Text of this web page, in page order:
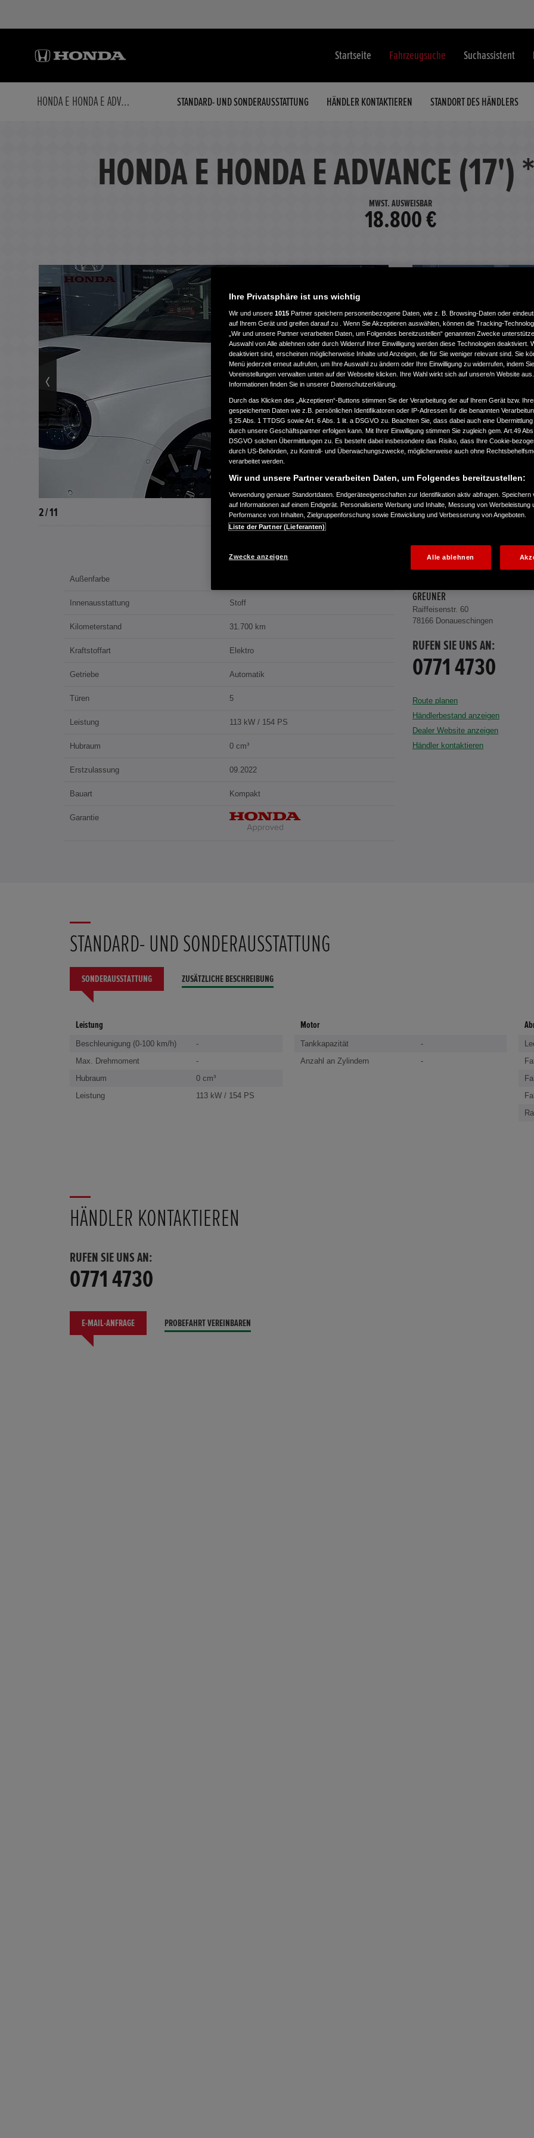
Startseite Fahrzeugsuche Suchassistent
HONDA E HONDA E ADVANCE (17') * ALLWETTER * STANDARD- UND SONDERAUSSTATTUNG HÄNDLER KONTAKTIEREN STANDORT DES HÄNDLERS
HONDA E HONDA E ADVANCE (17')
MWST. AUSWEISBAR
18.800 €
2 / 11
Außenfarbe
Innenausstattung Stoff
Kilometerstand 31.700 km
Kraftstoffart Elektro
Getriebe Automatik
Türen 5
Leistung 113 kW / 154 PS
Hubraum 0 cm³
Erstzulassung 09.2022
Bauart Kompakt
Garantie
GREUNER
Raiffeisenstr. 60
78166 Donaueschingen
RUFEN SIE UNS AN:
0771 4730
Route planen
Händlerbestand anzeigen
Dealer Website anzeigen
Händler kontaktieren
STANDARD- UND SONDERAUSSTATTUNG
SONDERAUSSTATTUNG ZUSÄTZLICHE BESCHREIBUNG
Leistung
Beschleunigung (0-100 km/h)
-
Max. Drehmoment
-
Hubraum
0 cm³
Leistung
113 kW / 154 PS
Motor
Tankkapazität
-
Anzahl an Zylindern
-
HÄNDLER KONTAKTIEREN
RUFEN SIE UNS AN:
0771 4730
E-MAIL-ANFRAGE PROBEFAHRT VEREINBAREN
Ihre Privatsphäre ist uns wichtig
Wir und unsere 1015 Partner speichern personenbezogene Daten, wie z. B. Browsing-Daten oder
auf Ihrem Gerät und greifen darauf zu . Wenn Sie Akzeptieren auswählen, können die Tracking-
„Wir und unsere Partner verarbeiten Daten, um Folgendes bereitzustellen“ genannten Zwecke
Auswahl von Alle ablehnen oder durch Widerruf Ihrer Einwilligung werden diese Technologien deaktiviert.
deaktiviert sind, erscheinen möglicherweise Inhalte und Anzeigen, die für Sie weniger relevant sind. Sie
Menü jederzeit erneut aufrufen, um Ihre Auswahl zu ändern oder Ihre Einwilligung zu widerrufen, indem
Voreinstellungen verwalten unten auf der Webseite klicken. Ihre Wahl wirkt sich auf unsere/n Website
Informationen finden Sie in unserer Datenschutzerklärung.
Durch das Klicken des „Akzeptieren“-Buttons stimmen Sie der Verarbeitung der auf Ihrem Gerät bzw.
gespeicherten Daten wie z.B. persönlichen Identifikatoren oder IP-Adressen für die benannten
§ 25 Abs. 1 TTDSG sowie Art. 6 Abs. 1 lit. a DSGVO zu. Beachten Sie, dass dabei auch eine Übermittlung
durch unsere Geschäftspartner erfolgen kann. Mit Ihrer Einwilligung stimmen Sie zugleich gem. Art.49
DSGVO solchen Übermittlungen zu. Es besteht dabei insbesondere das Risiko, dass Ihre Cookie-
durch US-Behörden, zu Kontroll- und Überwachungszwecke, möglicherweise auch ohne
verarbeitet werden.
Wir und unsere Partner verarbeiten Daten, um Folgendes bereitzustellen:
Verwendung genauer Standortdaten. Endgeräteeigenschaften zur Identifikation aktiv abfragen. Speichern
auf Informationen auf einem Endgerät. Personalisierte Werbung und Inhalte, Messung von Werbeleistung
Performance von Inhalten, Zielgruppenforschung sowie Entwicklung und Verbesserung von Angeboten.
Liste der Partner (Lieferanten)
Zwecke anzeigen Alle ablehnen